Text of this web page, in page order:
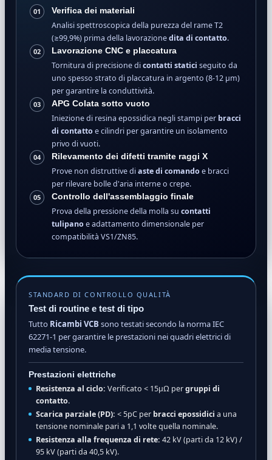
01 Verifica dei materiali
Analisi spettroscopica della purezza del rame T2
(≥99,9%) prima della lavorazionedita di contatto.
02 Lavorazione CNC e placcatura
Tornitura di precisione dicontatti statici seguito da
uno spesso strato di placcatura in argento (8-12 μm)
per garantire la conduttività.
03 APG Colata sotto vuoto
Iniezione di resina epossidica negli stampi per bracci
di contattoe cilindri per garantire un isolamento
privo di vuoti.
04 Rilevamento dei difetti tramite raggi X
Prove non distruttive diaste di comandoe bracci
per rilevare bolle d'aria interne o crepe.
05 Controllo dell'assemblaggio finale
Prova della pressione della molla su contatti
tulipanoe adattamento dimensionale per
compatibilità VS1/ZN85.
STANDARD DI CONTROLLO QUALITÀ
Test di routine e test di tipo
Tutto Ricambi VCB sono testati secondo la norma IEC
62271-1 per garantire le prestazioni nei quadri elettrici di
media tensione.
Prestazioni elettriche
Resistenza al ciclo: Verificato < 15μΩ pergruppi di
contatto.
Scarica parziale (PD): < 5pC per bracci epossidici a una
tensione nominale pari a 1,1 volte quella nominale.
Resistenza alla frequenza di rete: 42 kV (parti da 12 kV) /
95 kV (parti da 40,5 kV).